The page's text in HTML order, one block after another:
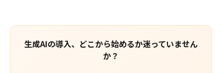
生成AIの導入、どこから始めるか迷っていません
か？